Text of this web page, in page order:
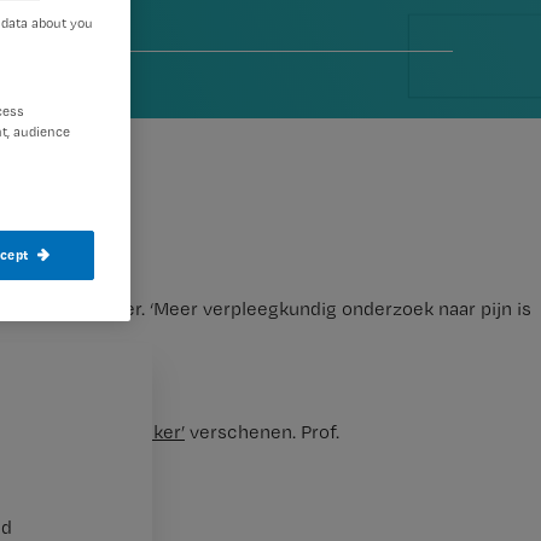
met kanker. ‘Meer verpleegkundig onderzoek naar pijn is
met kanker’verschenen. Prof.
about you
audience